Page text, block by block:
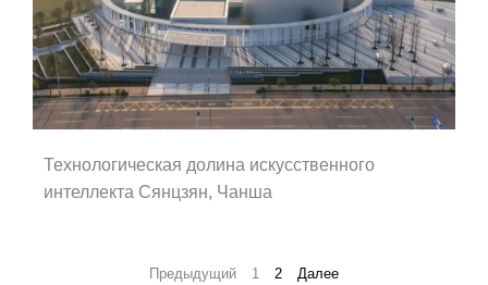
Технологическая долина искусственного
интеллекта Сянцзян, Чанша
Предыдущий 1 2 Далее